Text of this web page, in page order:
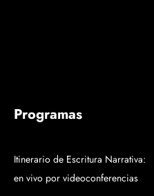
Programas
Itinerario de Escritura Narrativa:
en vivo por videoconferencias